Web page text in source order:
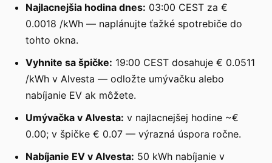
Najlacnejšia hodina dnes: 03:00 CEST za €
0.0018 /kWh — naplánujte ťažké spotrebiče do
tohto okna.
Vyhnite sa špičke: 19:00 CEST dosahuje € 0.0511
/kWh v Alvesta — odložte umývačku alebo
nabíjanie EV ak môžete.
Umývačka v Alvesta: v najlacnejšej hodine ~€
0.00; v špičke € 0.07 — výrazná úspora ročne.
Nabíjanie EV v Alvesta: 50 kWh nabíjanie v